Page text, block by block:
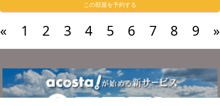
この部屋を予約する
« 1 2 3 4 5 6 7 8 9 »